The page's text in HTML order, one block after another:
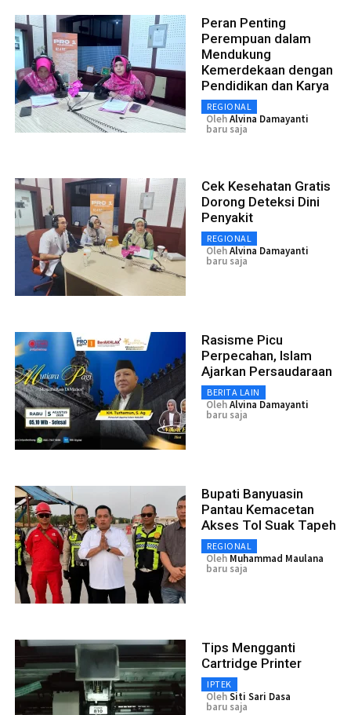
Peran Penting
Perempuan dalam
Mendukung
Kemerdekaan dengan
Pendidikan dan Karya
REGIONAL
OlehAlvina Damayanti
baru saja
Cek Kesehatan Gratis
Dorong Deteksi Dini
Penyakit
REGIONAL
OlehAlvina Damayanti
baru saja
Rasisme Picu
Perpecahan, Islam
Ajarkan Persaudaraan
BERITA LAIN
OlehAlvina Damayanti
baru saja
Bupati Banyuasin
Pantau Kemacetan
Akses Tol Suak Tapeh
REGIONAL
Oleh Muhammad Maulana
baru saja
Tips Mengganti
Cartridge Printer
IPTEK
OlehSiti Sari Dasa
baru saja